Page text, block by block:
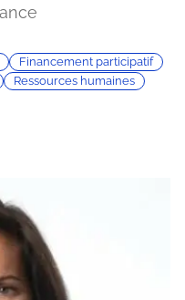
Financement participatif
Ressources humaines